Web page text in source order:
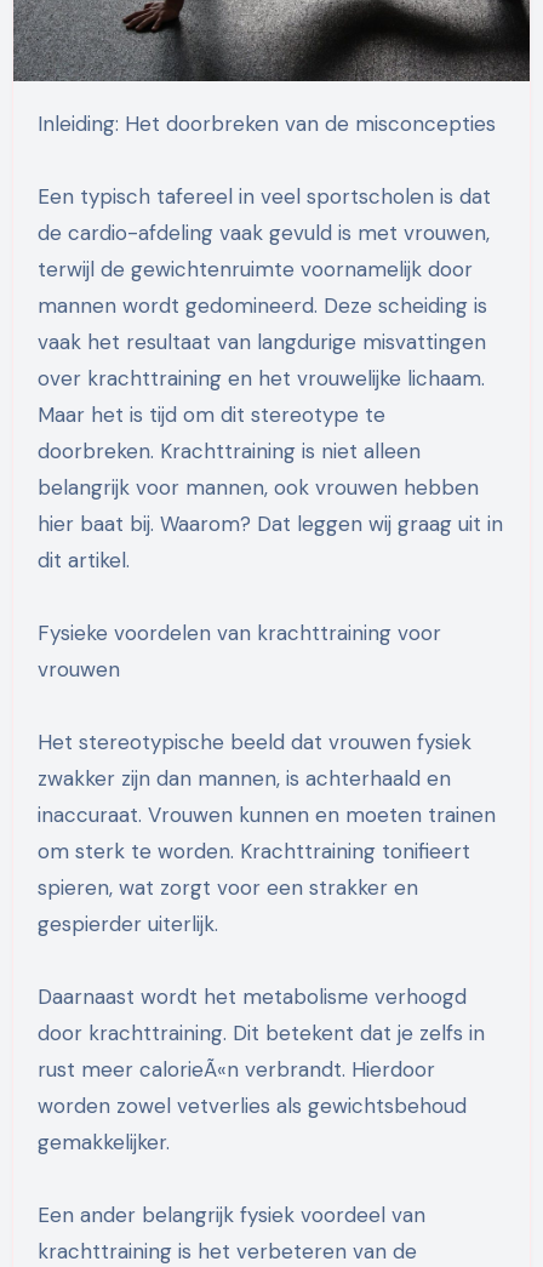
Inleiding: Het doorbreken van de misconcepties
Een typisch tafereel in veel sportscholen is dat
de cardio-afdeling vaak gevuld is met vrouwen,
terwijl de gewichtenruimte voornamelijk door
mannen wordt gedomineerd. Deze scheiding is
vaak het resultaat van langdurige misvattingen
over krachttraining en het vrouwelijke lichaam.
Maar het is tijd om dit stereotype te
doorbreken. Krachttraining is niet alleen
belangrijk voor mannen, ook vrouwen hebben
hier baat bij. Waarom? Dat leggen wij graag uit in
dit artikel.
Fysieke voordelen van krachttraining voor
vrouwen
Het stereotypische beeld dat vrouwen fysiek
zwakker zijn dan mannen, is achterhaald en
inaccuraat. Vrouwen kunnen en moeten trainen
om sterk te worden. Krachttraining tonifieert
spieren, wat zorgt voor een strakker en
gespierder uiterlijk.
Daarnaast wordt het metabolisme verhoogd
door krachttraining. Dit betekent dat je zelfs in
rust meer calorieÃ«n verbrandt. Hierdoor
worden zowel vetverlies als gewichtsbehoud
gemakkelijker.
Een ander belangrijk fysiek voordeel van
krachttraining is het verbeteren van de